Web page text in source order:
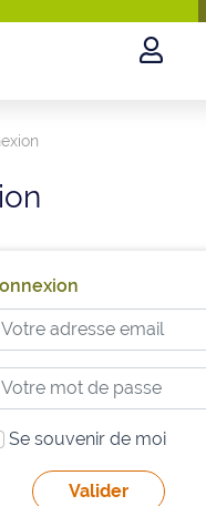
Se souvenir de moi